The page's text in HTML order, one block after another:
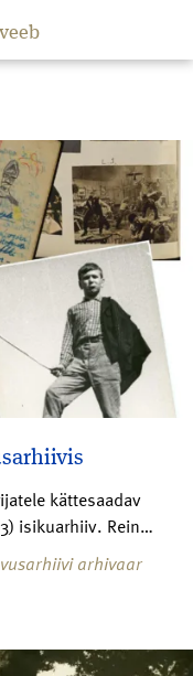
kättesaadav
isikuarhiiv. Rein…
arhivaar